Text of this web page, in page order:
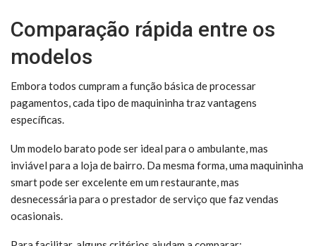
Comparação rápida entre os
modelos
Embora todos cumpram a função básica de processar
pagamentos, cada tipo de maquininha traz vantagens
específicas.
Um modelo barato pode ser ideal para o ambulante, mas
inviável para a loja de bairro. Da mesma forma, uma maquininha
smart pode ser excelente em um restaurante, mas
desnecessária para o prestador de serviço que faz vendas
ocasionais.